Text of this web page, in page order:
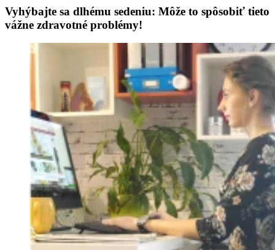
Vyhýbajte sa dlhému sedeniu: Môže to spôsobiť tieto
vážne zdravotné problémy!